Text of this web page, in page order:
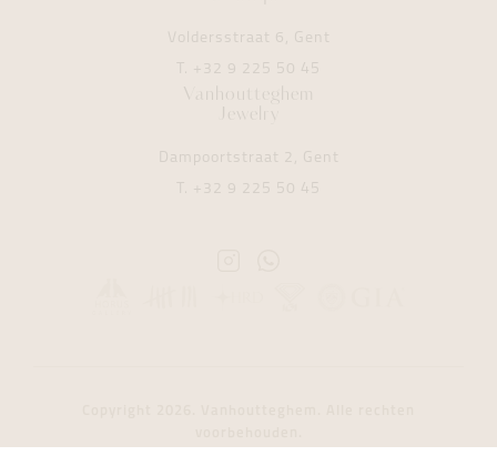
Voldersstraat 6, Gent
T. +32 9 225 50 45
Vanhoutteghem
Jewelry
Dampoortstraat 2, Gent
T. +32 9 225 50 45